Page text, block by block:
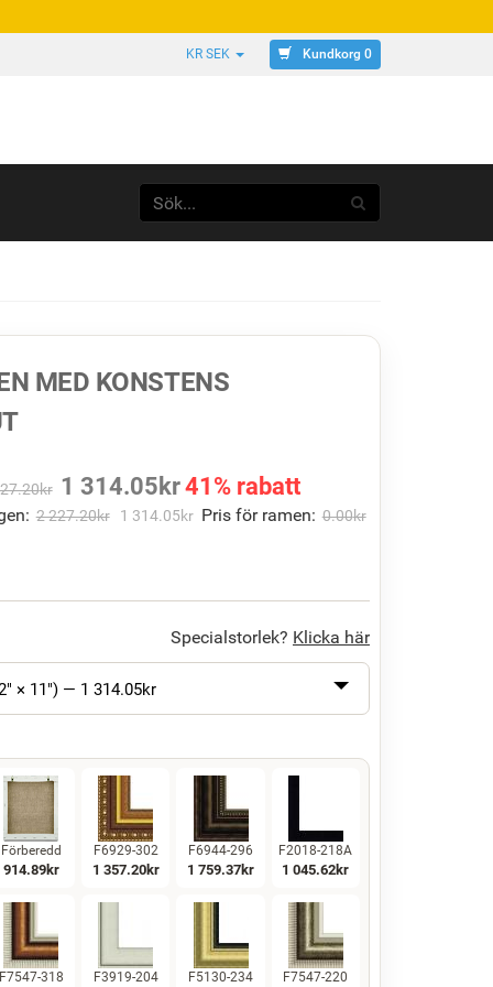
KR SEK Kundkorg 0
MED KONSTENS
kr 1 314.05 kr41% rabatt
2 227.20kr 1 314.05kr Pris för ramen: 0.00kr
Specialstorlek? Klicka här
× 11") — 1 314.05kr
Förberedd
914.89kr
F6929-302
1 357.20kr
F6944-296
1 759.37kr
F2018-218A
1 045.62kr
F7547-318 F3919-204 F5130-234 F7547-220